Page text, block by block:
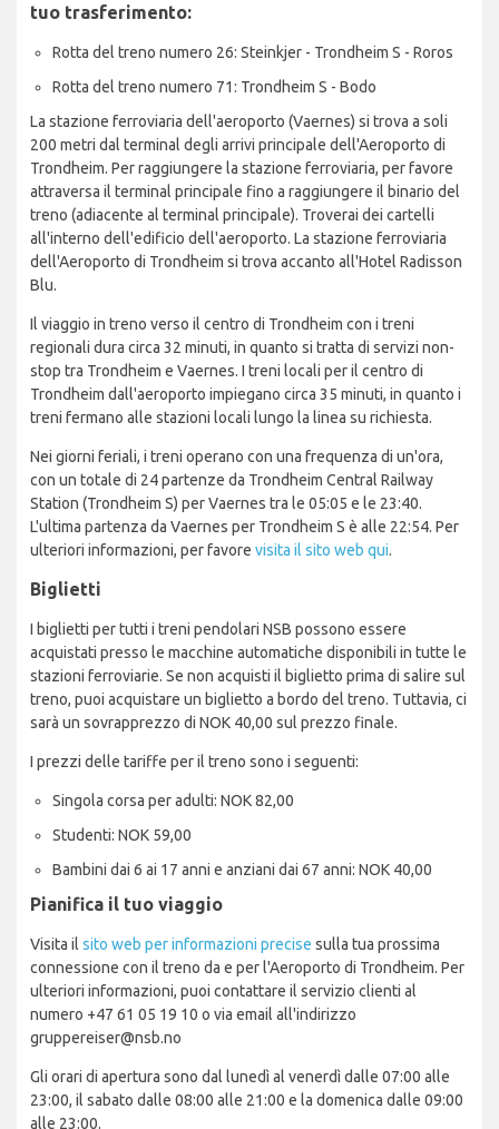
tuo trasferimento:
Rotta del treno numero 26: Steinkjer - Trondheim S - Roros
Rotta del treno numero 71: Trondheim S - Bodo
La stazione ferroviaria dell'aeroporto (Vaernes) si trova a soli
200 metri dal terminal degli arrivi principale dell'Aeroporto di
Trondheim. Per raggiungere la stazione ferroviaria, per favore
attraversa il terminal principale fino a raggiungere il binario del
treno (adiacente al terminal principale). Troverai dei cartelli
all'interno dell'edificio dell'aeroporto. La stazione ferroviaria
dell'Aeroporto di Trondheim si trova accanto all'Hotel Radisson
Blu.
Il viaggio in treno verso il centro di Trondheim con i treni
regionali dura circa 32 minuti, in quanto si tratta di servizi non-
stop tra Trondheim e Vaernes. I treni locali per il centro di
Trondheim dall'aeroporto impiegano circa 35 minuti, in quanto i
treni fermano alle stazioni locali lungo la linea su richiesta.
Nei giorni feriali, i treni operano con una frequenza di un'ora,
con un totale di 24 partenze da Trondheim Central Railway
Station (Trondheim S) per Vaernes tra le 05:05 e le 23:40.
L'ultima partenza da Vaernes per Trondheim S è alle 22:54. Per
ulteriori informazioni, per favore visita il sito web qui.
Biglietti
I biglietti per tutti i treni pendolari NSB possono essere
acquistati presso le macchine automatiche disponibili in tutte le
stazioni ferroviarie. Se non acquisti il biglietto prima di salire sul
treno, puoi acquistare un biglietto a bordo del treno. Tuttavia, ci
sarà un sovrapprezzo di NOK 40,00 sul prezzo finale.
I prezzi delle tariffe per il treno sono i seguenti:
Singola corsa per adulti: NOK 82,00
Studenti: NOK 59,00
Bambini dai 6 ai 17 anni e anziani dai 67 anni: NOK 40,00
Pianifica il tuo viaggio
Visita il sito web per informazioni precise sulla tua prossima
connessione con il treno da e per l'Aeroporto di Trondheim. Per
ulteriori informazioni, puoi contattare il servizio clienti al
numero +47 61 05 19 10 o via email all'indirizzo
gruppereiser@nsb.no
Gli orari di apertura sono dal lunedì al venerdì dalle 07:00 alle
23:00, il sabato dalle 08:00 alle 21:00 e la domenica dalle 09:00
alle 23:00.